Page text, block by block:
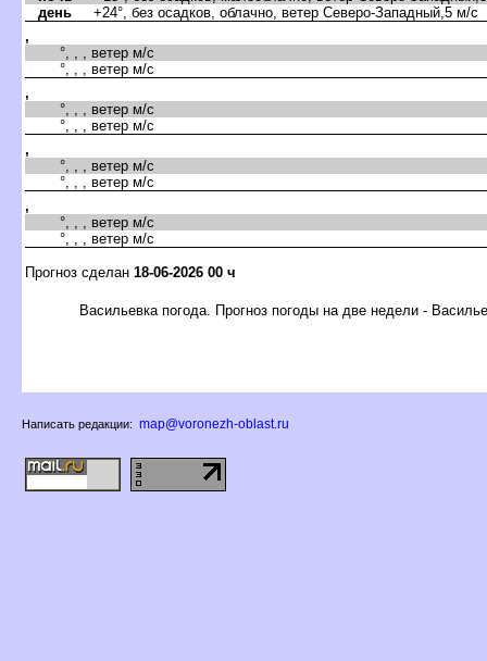
день +24°, без осадков, облачно, ветер Северо-Западный,5 м/с
,
°, , , ветер м/с
°, , , ветер м/с
,
°, , , ветер м/с
°, , , ветер м/с
,
°, , , ветер м/с
°, , , ветер м/с
,
°, , , ветер м/с
°, , , ветер м/с
Прогноз сделан 18-06-2026 00 ч
асильевка погода. Прогноз погоды на две недели -
Написать редакции: map@voronezh-oblast.ru